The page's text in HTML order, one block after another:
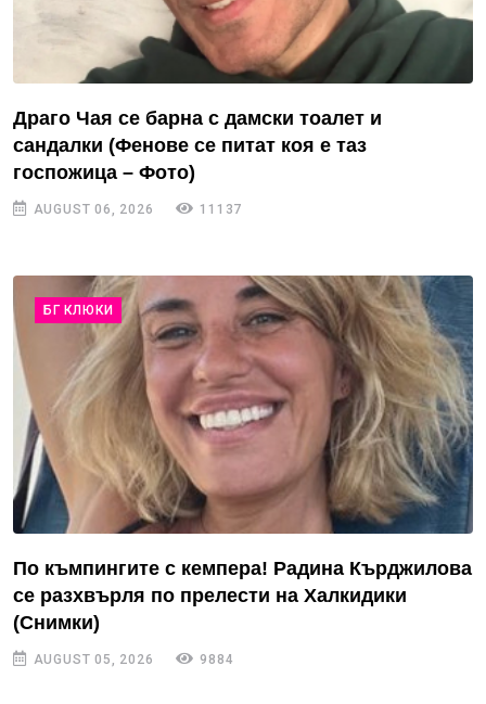
Драго Чая се барна с дамски тоалет и
сандалки (Фенове се питат коя е таз
госпожица – Фото)
AUGUST 06, 2026 11137
БГ КЛЮКИ
По къмпингите с кемпера! Радина Кърджилова
се разхвърля по прелести на Халкидики
(Снимки)
AUGUST 05, 2026 9884